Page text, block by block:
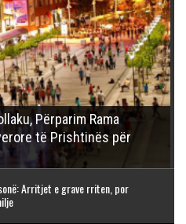
Përparim Rama
të Prishtinës për
Arritjet e grave rriten, por